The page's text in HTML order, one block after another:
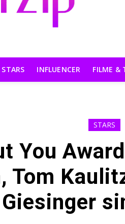
STARS INFLUENCER FILME &
STARS
You
Tom
Giesinger